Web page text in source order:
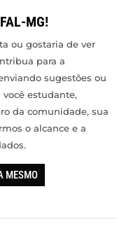
MG!
ou gostaria de ver
para a
sugestões ou
estudante,
da comunidade, sua
o alcance e a
MESMO